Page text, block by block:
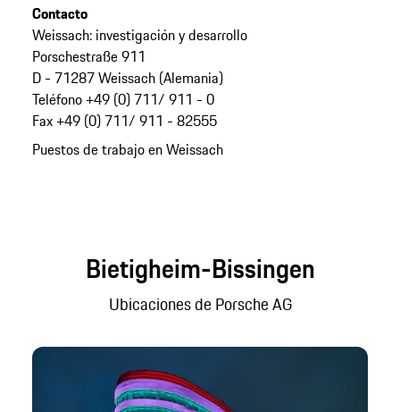
Contacto
Weissach: investigación y desarrollo
Porschestraße 911
D - 71287 Weissach (Alemania)
Teléfono +49 (0) 711/ 911 - 0
Fax +49 (0) 711/ 911 - 82555
Puestos de trabajo en Weissach
Bietigheim-Bissingen
Ubicaciones de Porsche AG